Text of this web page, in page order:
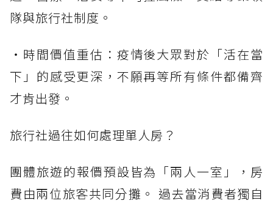
隊與旅行社制度。
・時間價值重估：疫情後大眾對於「活在當
下」的感受更深，不願再等所有條件都備齊
才肯出發。
旅行社過往如何處理單人房？
團體旅遊的報價預設皆為「兩人一室」，房
費由兩位旅客共同分攤。 過去當消費者獨自